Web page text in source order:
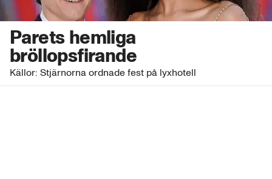
Parets hemliga
bröllopsfirande
Källor: Stjärnorna ordnade fest på lyxhotell